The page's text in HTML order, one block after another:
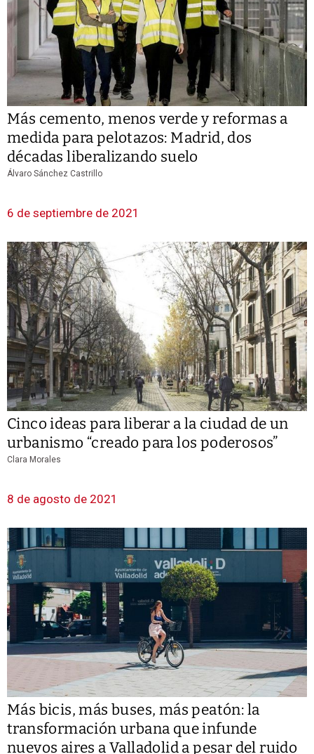
Más cemento, menos verde y reformas a
medida para pelotazos: Madrid, dos
décadas liberalizando suelo
Álvaro Sánchez Castrillo
6 de septiembre de 2021
Cinco ideas para liberar a la ciudad de un
urbanismo “creado para los poderosos”
Clara Morales
8 de agosto de 2021
Más bicis, más buses, más peatón: la
transformación urbana que infunde
nuevos aires a Valladolid a pesar del ruido